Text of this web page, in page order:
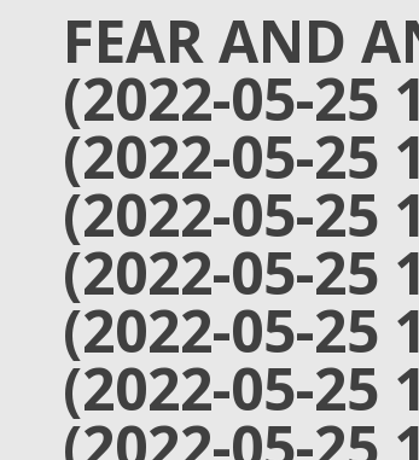
FEAR AND
(2022-05-25
(2022-05-25
(2022-05-25
(2022-05-25
(2022-05-25
(2022-05-25